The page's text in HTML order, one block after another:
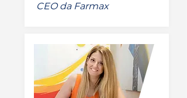
CEO da Farmax